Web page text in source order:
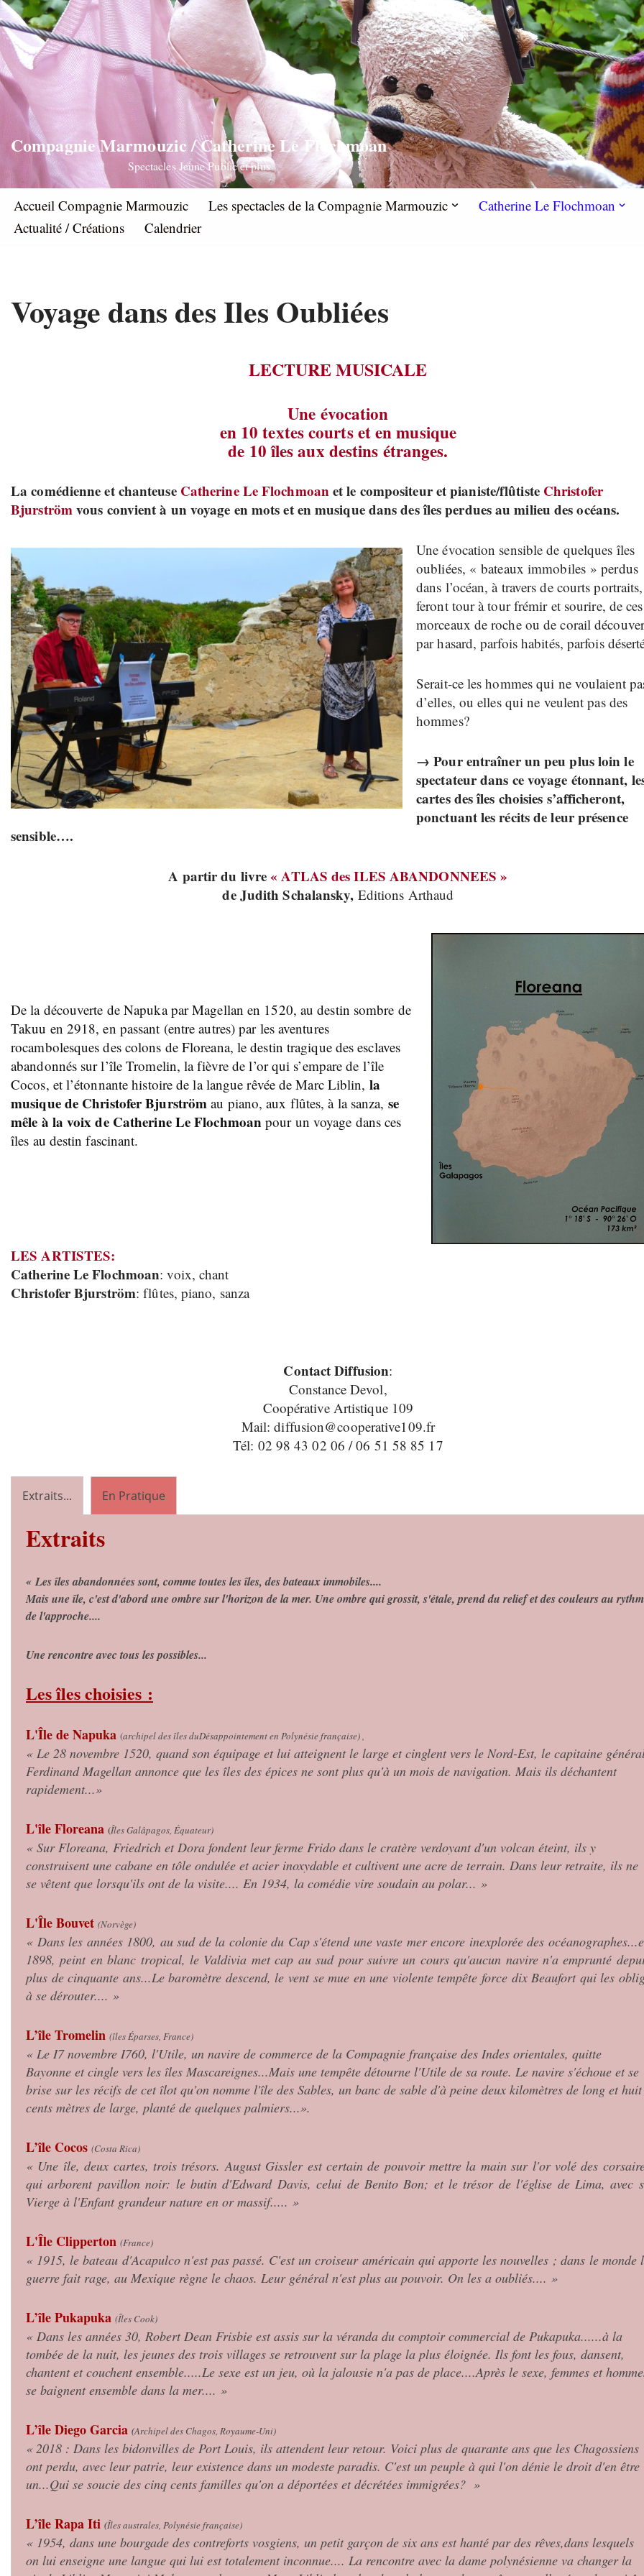
Aller
au
contenu
Compagnie Marmouzic / Catherine Le Flochmoan
Spectacles Jeune Public et plus
Accueil Compagnie Marmouzic Les spectacles de la Compagnie Marmouzic
Catherine Le Flochmoan
Actualité / Créations
Calendrier
Voyage dans des Iles Oubliées
LECTURE MUSICALE
Une évocation
en 10 textes courts et en musique
de 10 îles aux destins étranges.
La comédienne et chanteuse Catherine Le Flochmoanet le compositeur et pianiste/flûtiste Christofer
Bjurströmvous convient à un voyage en mots et en musique dans des îles perdues au milieu des océans.
Une évocation sensible de quelques îles
oubliées, « bateaux immobiles » perdus
dans l’océan, à travers de courts
feront tour à tour frémir et sourire, de ces
morceaux de roche ou de corail
par hasard, parfois habités, parfois
Serait-ce les hommes qui ne voulaient
d’elles, ou elles qui ne veulent pas des
hommes?
→ Pour entraîner un peu plus loin le
spectateur dans ce voyage étonnant,
cartes des îles choisies s’afficheront,
ponctuant les récits de leur présence
sensible….
A partir du livre« ATLAS des ILES ABANDONNEES »
de Judith Schalansky, Editions Arthaud
De la découverte de Napuka par Magellan en 1520, au destin sombre de
Takuu en 2918, en passant (entre autres) par les aventures
rocambolesques des colons de Floreana, le destin tragique des esclaves
abandonnés sur l’île Tromelin, la fièvre de l’or qui s’empare de l’île
Cocos, et l’étonnante histoire de la langue rêvée de Marc Liblin, la
musique de Christofer Bjurströmau piano, aux flûtes, à la sanza, se
mêle à la voix de Catherine Le Flochmoanpour un voyage dans ces
îles au destin fascinant.
LES ARTISTES:
Catherine Le Flochmoan: voix, chant
Christofer Bjurström: flûtes, piano, sanza
Contact Diffusion:
Constance Devol,
Coopérative Artistique 109
Mail: diffusion@cooperative109.fr
Tél: 02 98 43 02 06 / 06 51 58 85 17
Extraits... En Pratique
Extraits
« Les îles abandonnées sont, comme toutes les îles, des bateaux immobiles....
Mais une île, c'est d'abord une ombre sur l'horizon de la mer. Une ombre qui grossit, s'étale, prend du relief et des couleurs au
de l'approche....
Une rencontre avec tous les possibles...
Les îles choisies :
L'Île de Napuka (archipel des îles duDésappointement en Polynésie française) ,
« Le 28 novembre 1520, quand son équipage et lui atteignent le large et cinglent vers le Nord-Est, le capitaine
Ferdinand Magellan annonce que les îles des épices ne sont plus qu'à un mois de navigation. Mais ils déchantent
rapidement...»
L'île Floreana (Îles Galâpagos, Équateur)
« Sur Floreana, Friedrich et Dora fondent leur ferme Frido dans le cratère verdoyant d'un volcan éteint, ils y
construisent une cabane en tôle ondulée et acier inoxydable et cultivent une acre de terrain. Dans leur retraite, ils ne
se vêtent que lorsqu'ils ont de la visite.... En 1934, la comédie vire soudain au polar... »
L'Île Bouvet (Norvège)
« Dans les années 1800, au sud de la colonie du Cap s'étend une vaste mer encore inexplorée des
1898, peint en blanc tropical, le Valdivia met cap au sud pour suivre un cours qu'aucun navire n'a emprunté
plus de cinquante ans...Le baromètre descend, le vent se mue en une violente tempête force dix Beaufort qui les
à se dérouter.... »
L’île Tromelin (îles Éparses, France)
« Le I7 novembre I760, l'Utile, un navire de commerce de la Compagnie française des Indes orientales, quitte
Bayonne et cingle vers les îles Mascareignes...Mais une tempête détourne l'Utile de sa route. Le navire s'échoue et se
brise sur les récifs de cet îlot qu'on nomme l'île des Sables, un banc de sable d'à peine deux kilomètres de long et huit
cents mètres de large, planté de quelques palmiers...».
L’île Cocos (Costa Rica)
« Une île, deux cartes, trois trésors. August Gissler est certain de pouvoir mettre la main sur l'or volé des
qui arborent pavillon noir: le butin d'Edward Davis, celui de Benito Bon; et le trésor de l'église de Lima, avec
Vierge à l'Enfant grandeur nature en or massif..... »
L'Île Clipperton (France)
« 1915, le bateau d'Acapulco n'est pas passé. C'est un croiseur américain qui apporte les nouvelles ; dans le monde
guerre fait rage, au Mexique règne le chaos. Leur général n'est plus au pouvoir. On les a oubliés.... »
L’île Pukapuka (Îles Cook)
« Dans les années 30, Robert Dean Frisbie est assis sur la véranda du comptoir commercial de Pukapuka......à la
tombée de la nuit, les jeunes des trois villages se retrouvent sur la plage la plus éloignée. Ils font les fous, dansent,
chantent et couchent ensemble.....Le sexe est un jeu, où la jalousie n'a pas de place....Après le sexe, femmes et
se baignent ensemble dans la mer.... »
L’île Diego Garcia (Archipel des Chagos, Royaume-Uni)
« 2018 : Dans les bidonvilles de Port Louis, ils attendent leur retour. Voici plus de quarante ans que les Chagossiens
ont perdu, avec leur patrie, leur existence dans un modeste paradis. C'est un peuple à qui l'on dénie le droit d'en être
un...Qui se soucie des cinq cents familles qu'on a déportées et décrétées immigrées? »
L’île Rapa Iti (Îles australes, Polynésie française)
« 1954, dans une bourgade des contreforts vosgiens, un petit garçon de six ans est hanté par des rêves,dans lesquels
on lui enseigne une langue qui lui est totalement inconnue.... La rencontre avec la dame polynésienne va changer la